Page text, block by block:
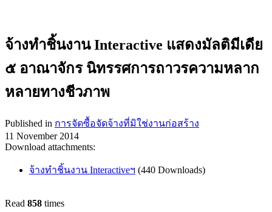
จ้างทำชิ้นงาน Interactive แสดงมัลติมีเดีย
๕ อาณาจักร นิทรรศการถาวรความหลาก
หลายทางชีวภาพ
Published in การจัดซื้อจัดจ้างที่มิใช่งานก่อสร้าง
11 November 2014
Download attachments:
จ้างทำชิ้นงาน Interactiveฯ (440 Downloads)
Read 858 times